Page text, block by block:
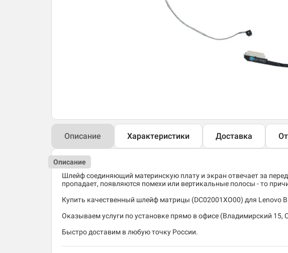
Описание Характеристики Доставка
Описание
Шлейф соединяющий материнскую плату и экран отвечает за
пропадает, появляются помехи или вертикальные полосы - то
Купить качественный шлейф матрицы (DC02001XO00) для Lenovo
Оказываем услуги по установке прямо в офисе (Владимирский 15,
Быстро доставим в любую точку России.